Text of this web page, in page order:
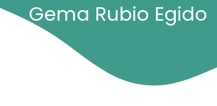
Gema Rubio Egido